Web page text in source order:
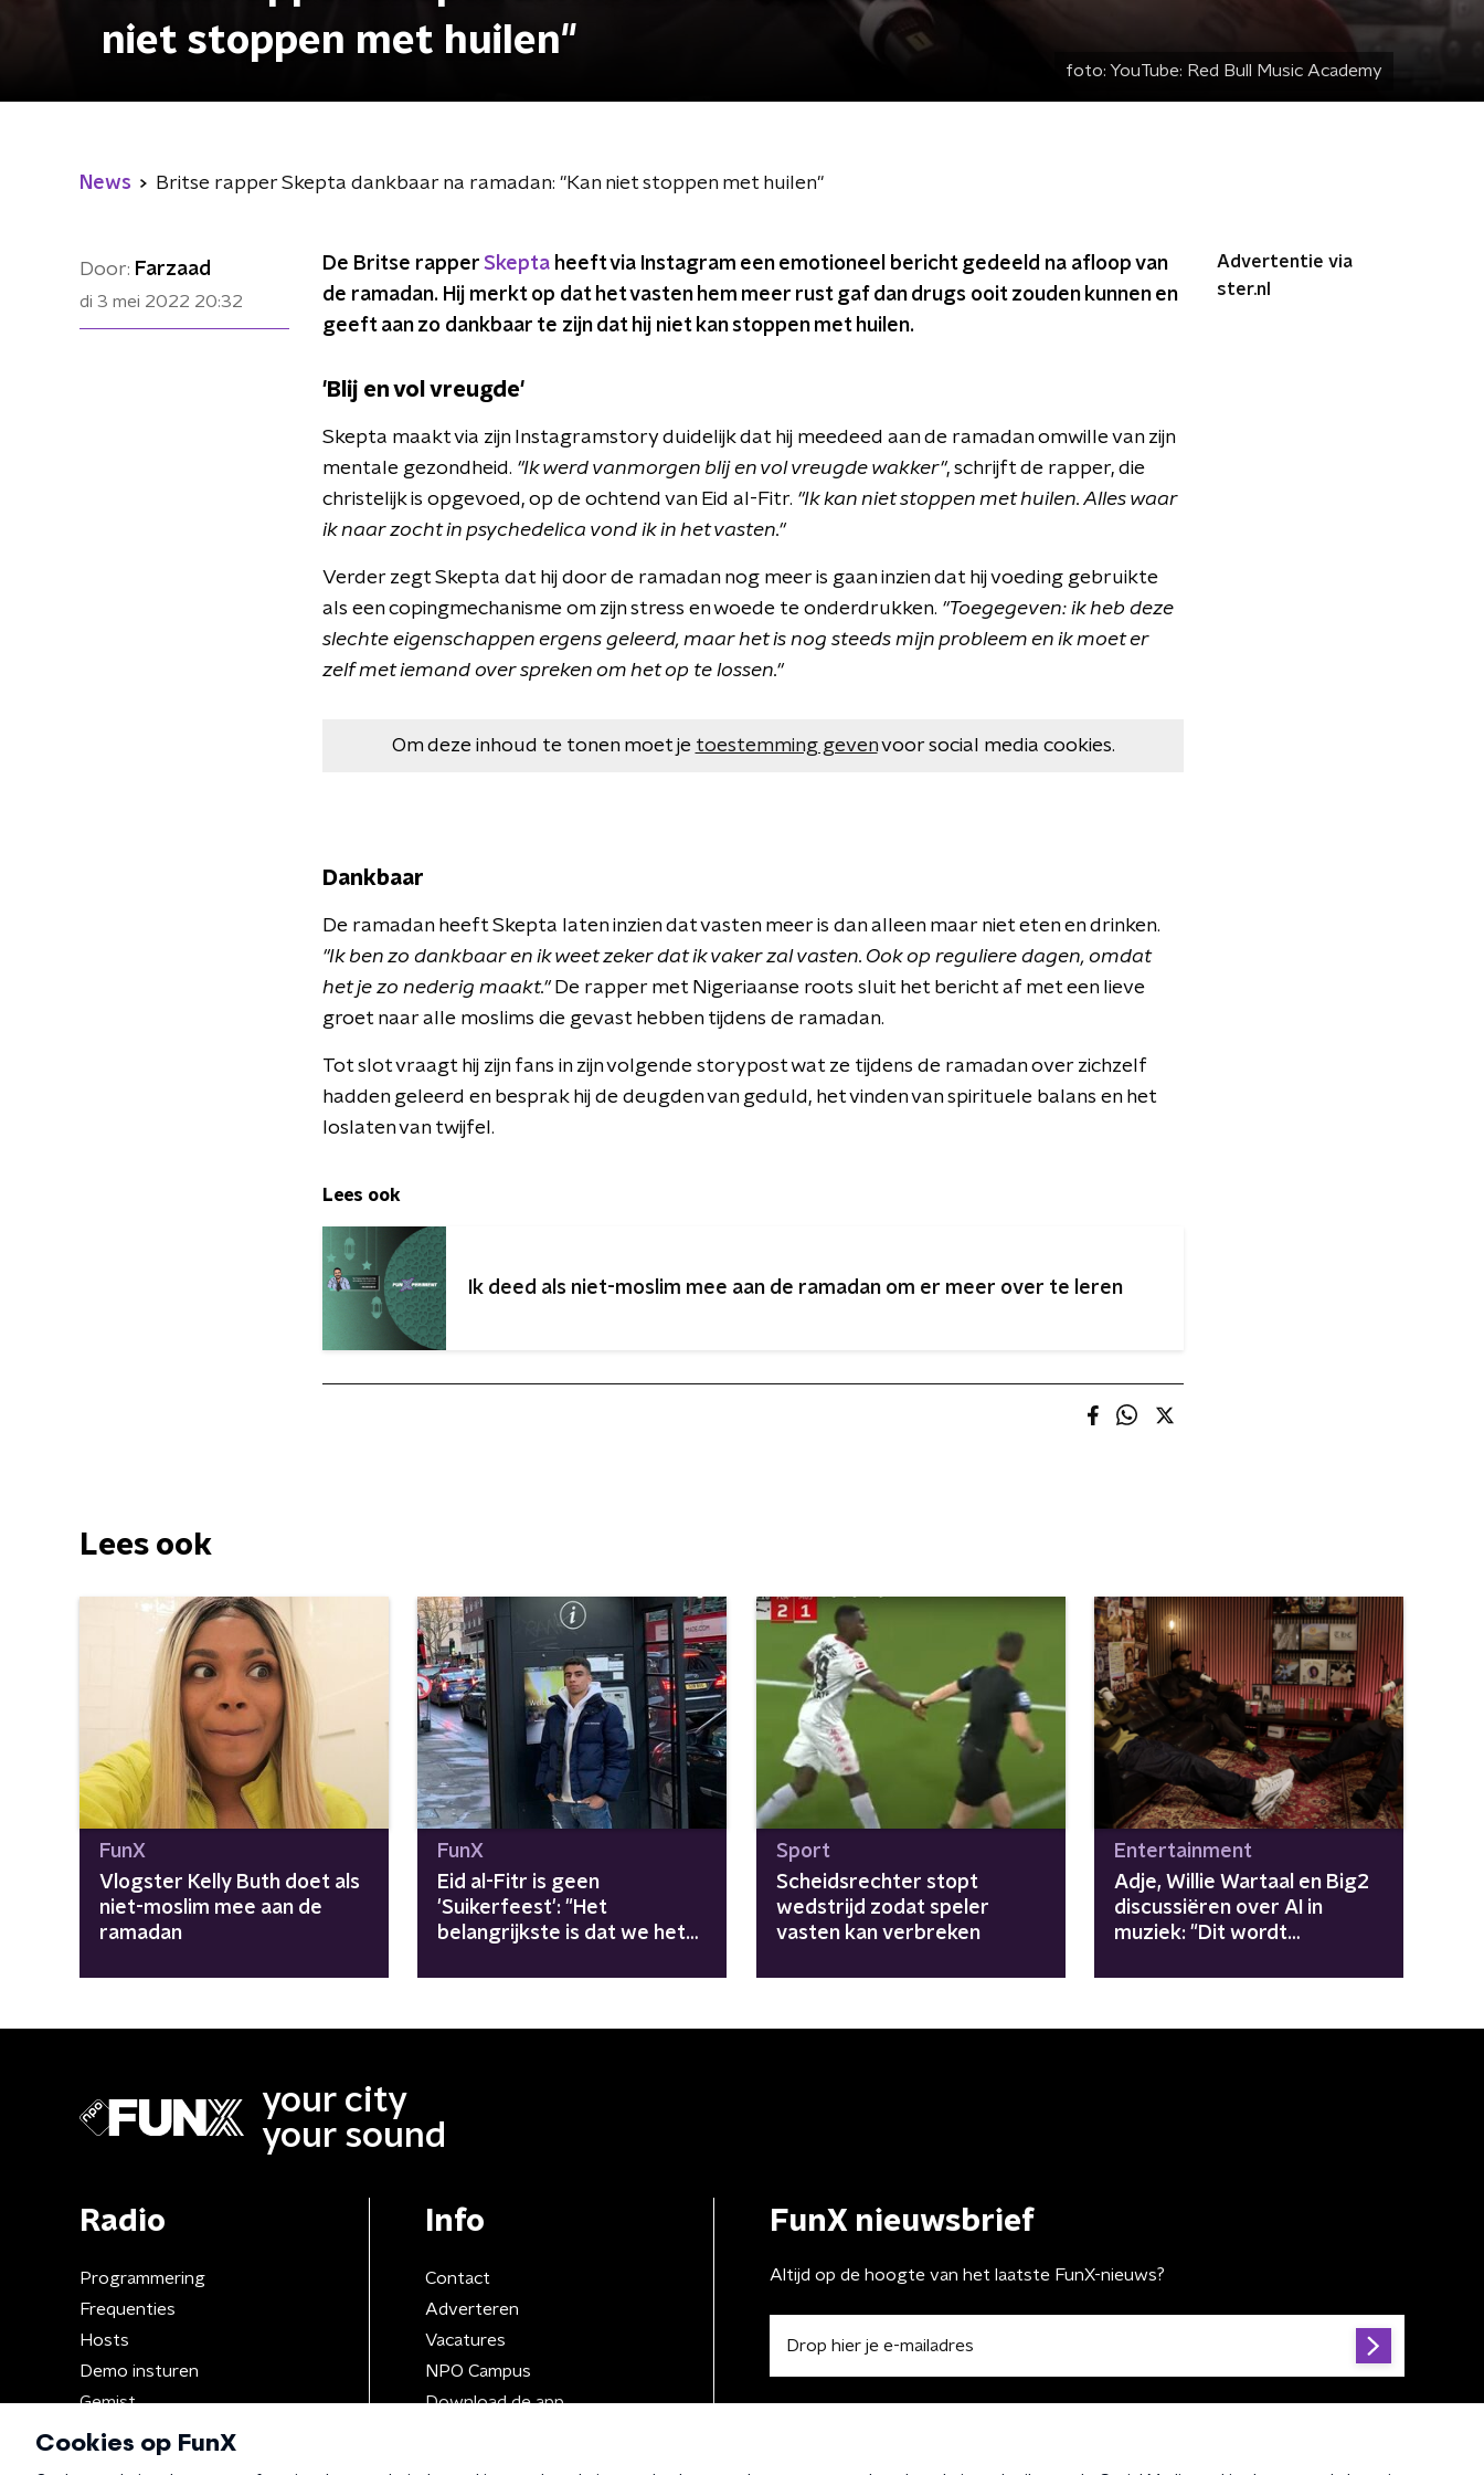
niet stoppen met huilen"
foto: YouTube: Red Bull Music Academy
News Britse rapper Skepta dankbaar na ramadan: "Kan niet stoppen met huilen"
Door: Farzaad
di 3 mei 2022 20:32
De Britse rapper Skepta heeft via Instagram een emotioneel bericht gedeeld na afloop van
de ramadan. Hij merkt op dat het vasten hem meer rust gaf dan drugs ooit zouden kunnen en
geeft aan zo dankbaar te zijn dat hij niet kan stoppen met huilen.
'Blij en vol vreugde'
Skepta maakt via zijn Instagramstory duidelijk dat hij meedeed aan de ramadan omwille van zijn
mentale gezondheid. "Ik werd vanmorgen blij en vol vreugde wakker", schrijft de rapper, die
christelijk is opgevoed, op de ochtend van Eid al-Fitr. "Ik kan niet stoppen met huilen. Alles waar
ik naar zocht in psychedelica vond ik in het vasten."
Verder zegt Skepta dat hij door de ramadan nog meer is gaan inzien dat hij voeding gebruikte
als een copingmechanisme om zijn stress en woede te onderdrukken. "Toegegeven: ik heb deze
slechte eigenschappen ergens geleerd, maar het is nog steeds mijn probleem en ik moet er
zelf met iemand over spreken om het op te lossen."
Om deze inhoud te tonen moet je toestemming gevenvoor social media cookies.
Dankbaar
De ramadan heeft Skepta laten inzien dat vasten meer is dan alleen maar niet eten en drinken.
"Ik ben zo dankbaar en ik weet zeker dat ik vaker zal vasten. Ook op reguliere dagen, omdat
het je zo nederig maakt." De rapper met Nigeriaanse roots sluit het bericht af met een lieve
groet naar alle moslims die gevast hebben tijdens de ramadan.
Tot slot vraagt hij zijn fans in zijn volgende storypost wat ze tijdens de ramadan over zichzelf
hadden geleerd en besprak hij de deugden van geduld, het vinden van spirituele balans en het
loslaten van twijfel.
Lees ook
Ik deed als niet-moslim mee aan de ramadan om er meer over te leren
Advertentie via
ster.nl
Lees ook
FunX
Vlogster Kelly Buth doet als
niet-moslim mee aan de
ramadan
FunX
Eid al-Fitr is geen
'Suikerfeest': "Het
belangrijkste is dat we het
Sport
Scheidsrechter stopt
wedstrijd zodat speler
vasten kan verbreken
Entertainment
Adje, Willie Wartaal en Big2
discussiëren over AI in
muziek: "Dit wordt
your city
your sound
Radio
Programmering
Frequenties
Hosts
Demo insturen
Gemist
Info
Contact
Adverteren
Vacatures
NPO Campus
Download de app
FunX nieuwsbrief
Altijd op de hoogte van het laatste FunX-nieuws?